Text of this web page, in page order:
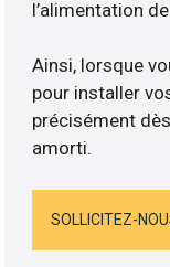
l’alimentation
Ainsi, lorsque
pour installer
précisément
amorti.
SOLLICITEZ-